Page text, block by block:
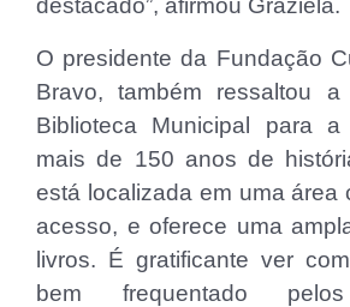
destacado”, afirmou Graziela.
O presidente da Fundação
Bravo, também ressaltou
Biblioteca Municipal para a
mais de 150 anos de
está localizada em uma área
acesso, e oferece uma
livros. É gratificante ver
bem frequentado